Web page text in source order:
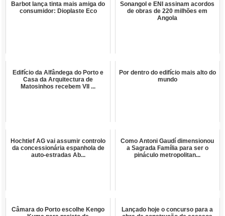
Barbot lança tinta mais amiga do
consumidor: Dioplaste Eco
Sonangol e ENI assinam acordos
de obras de 220 milhões em
Angola
Edifício da Alfândega do Porto e
Casa da Arquitectura de
Matosinhos recebem VII ...
Por dentro do edifício mais alto do
mundo
Hochtief AG vai assumir controlo
da concessionária espanhola de
auto-estradas Ab...
Como Antoni Gaudí dimensionou
a Sagrada Família para ser o
pináculo metropolitan...
Câmara do Porto escolhe Kengo
Lançado hoje o concurso para a